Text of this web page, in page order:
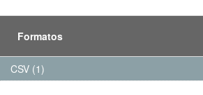
Formatos
CSV (1)